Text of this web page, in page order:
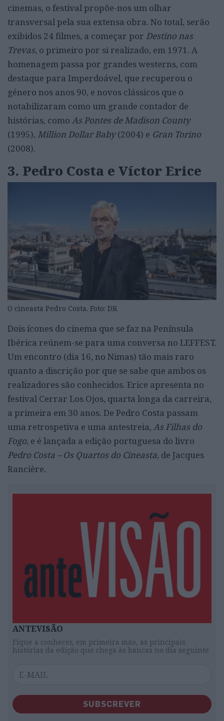
cinemas, o festival propõe-nos um olhar
transversal pela sua extensa obra. No total, serão
exibidos 24 filmes, a começar por Destino nas
Trevas, o primeiro por si realizado, em 1971. A
homenagem passa por grandes westerns, com
destaque para Imperdoável, que recuperou o
género nos anos 90, e novos clássicos que o
notabilizaram como um grande contador de
histórias, como As Pontes de Madison County
(1995), Million Dollar Baby(2004) e Gran Torino
(2008).
3. Pedro Costa e Víctor Erice
O cineasta Pedro Costa. Foto: DR
Dois ícones do cinema que se faz na Península
Ibérica reúnem-se para uma conversa no LEFFEST.
Um encontro (dia 16, no Nimas) tão mais raro
quanto a discrição por que se sabe que ambos os
realizadores são conhecidos. Erice apresenta no
festival Cerrar Los Ojos, quarta longa da carreira,
a primeira em 30 anos. De Pedro Costa passam
uma retrospetiva e uma antestreia, As Filhas do
Fogo, e é lançada a edição portuguesa do livro
Pedro Costa – Os Quartos do Cineasta, de Jacques
Rancière.
ANTEVISÃO
Fique a conhecer, em primeira mão, as principais
histórias da edição que chega às bancas no dia seguinte
SUBSCREVER